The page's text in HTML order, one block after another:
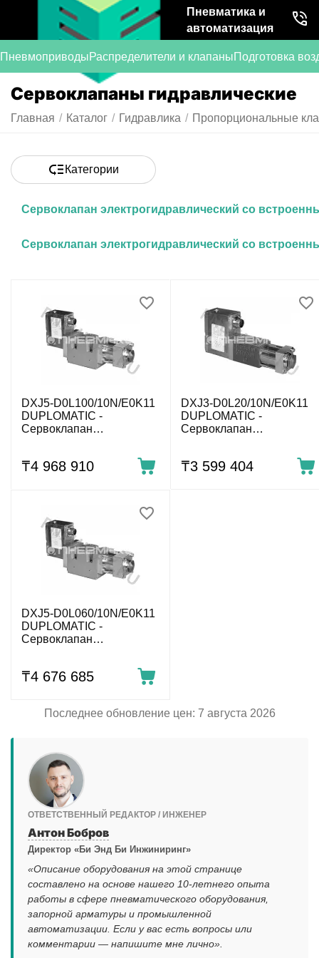
Пневматика и
автоматизация
ПневмоприводыРаспределители и клапаныПодготовка
Сервоклапаны гидравлические
Главная / Каталог / Гидравлика / Пропорциональные
Категории
Сервоклапан электрогидравлический со
Сервоклапан электрогидравлический со
DXJ5-D0L100/10N/E0K11
DUPLOMATIC -
Сервоклапан
управл. CETOP 05
₸4 968 910
DXJ3-D0L20/10N/E0K11
DUPLOMATIC -
Сервоклапан
управл. CETOP 03
₸3 599 404
DXJ5-D0L060/10N/E0K11
DUPLOMATIC -
Сервоклапан
управл. CETOP 05
₸4 676 685
Последнее обновление цен: 7 августа 2026
ОТВЕТСТВЕННЫЙ РЕДАКТОР / ИНЖЕНЕР
Антон Бобров
Директор «Би Энд Би Инжиниринг»
«Описание оборудования на этой странице
составлено на основе нашего 10-летнего опыта
работы в сфере пневматического оборудования,
запорной арматуры и промышленной
автоматизации. Если у вас есть вопросы или
комментарии — напишите мне лично».